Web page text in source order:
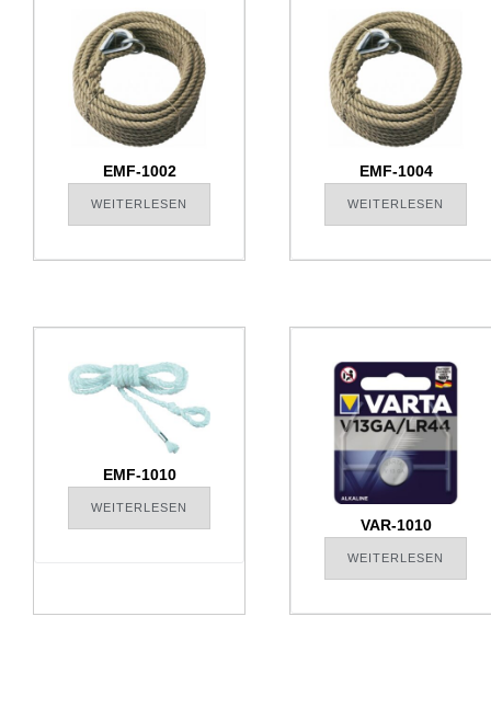
EMF-1002
WEITERLESEN
EMF-1004
WEITERLESEN
EMF-1010
WEITERLESEN
VAR-1010
WEITERLESEN